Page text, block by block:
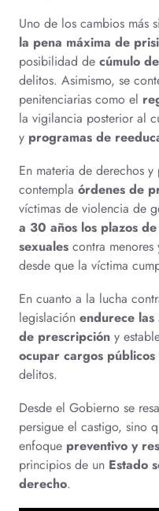
Uno de los cambios más
la pena máxima de
posibilidad de cúmulo
delitos. Asimismo, se
penitenciarias como el
la vigilancia posterior al
y programas de
En materia de derechos
contempla órdenes de
víctimas de violencia de
a 30 años los plazos
sexuales contra menores
desde que la víctima
En cuanto a la lucha
legislación endurece las
de prescripción y
ocupar cargos públicos
delitos.
Desde el Gobierno se
persigue el castigo, sino
enfoque preventivo y
principios de un Estado
derecho.